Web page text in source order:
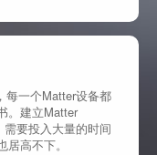
每一个Matter设备都
。建立Matter
要投入大量的时间
高不下。